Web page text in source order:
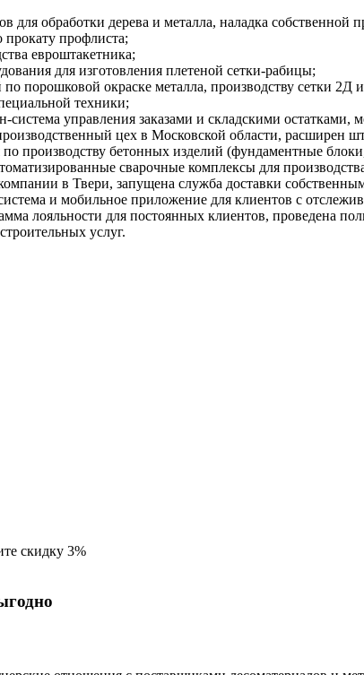
для обработки дерева и металла, наладка собственной
профлиста;
евроштакетника;
для изготовления плетеной сетки-рабицы;
порошковой окраске металла, производству сетки 2Д
техники;
управления заказами и складскими остатками,
цех в Московской области, расширен
производству бетонных изделий (фундаментные
сварочные комплексы для
в Твери, запущена служба доставки
и мобильное приложение для клиентов с
лояльности для постоянных клиентов, проведена
услуг.
скидку 3%